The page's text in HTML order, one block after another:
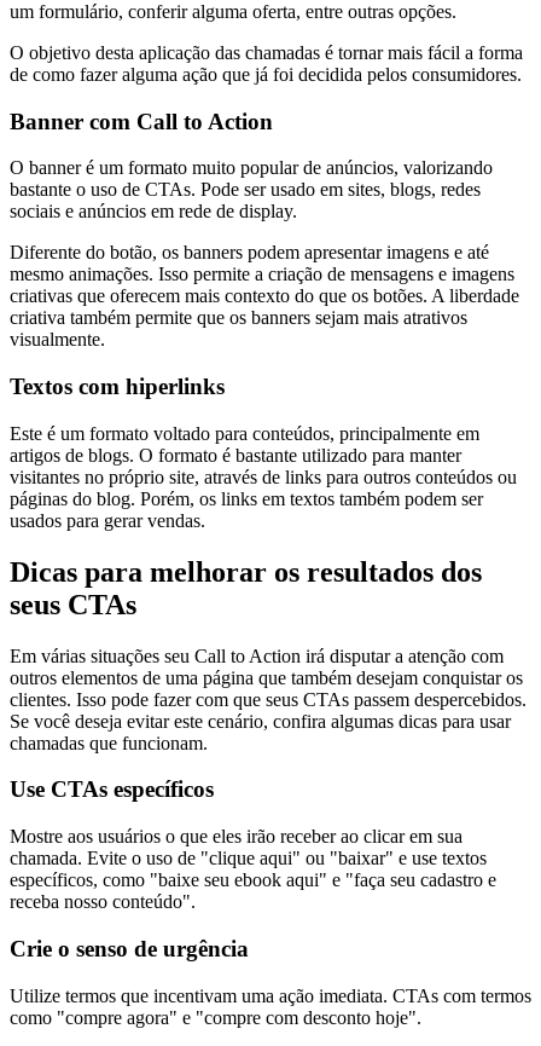
um formulário, conferir alguma oferta, entre outras opções.
O objetivo desta aplicação das chamadas é tornar mais fácil a forma
de como fazer alguma ação que já foi decidida pelos consumidores.
Banner com Call to Action
O banner é um formato muito popular de anúncios, valorizando
bastante o uso de CTAs. Pode ser usado em sites, blogs, redes
sociais e anúncios em rede de display.
Diferente do botão, os banners podem apresentar imagens e até
mesmo animações. Isso permite a criação de mensagens e imagens
criativas que oferecem mais contexto do que os botões. A liberdade
criativa também permite que os banners sejam mais atrativos
visualmente.
Textos com hiperlinks
Este é um formato voltado para conteúdos, principalmente em
artigos de blogs. O formato é bastante utilizado para manter
visitantes no próprio site, através de links para outros conteúdos ou
páginas do blog. Porém, os links em textos também podem ser
usados para gerar vendas.
Dicas para melhorar os resultados dos
seus CTAs
Em várias situações seu Call to Action irá disputar a atenção com
outros elementos de uma página que também desejam conquistar os
clientes. Isso pode fazer com que seus CTAs passem despercebidos.
Se você deseja evitar este cenário, confira algumas dicas para usar
chamadas que funcionam.
Use CTAs específicos
Mostre aos usuários o que eles irão receber ao clicar em sua
chamada. Evite o uso de "clique aqui" ou "baixar" e use textos
específicos, como "baixe seu ebook aqui" e "faça seu cadastro e
receba nosso conteúdo".
Crie o senso de urgência
Utilize termos que incentivam uma ação imediata. CTAs com termos
como "compre agora" e "compre com desconto hoje".